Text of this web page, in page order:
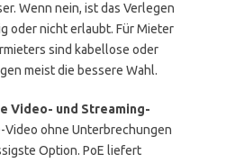
Wenn nein, ist das Verlegen
oder nicht erlaubt. Für Mieter
sind kabellose oder
meist die bessere Wahl.
Video- und Streaming-
Video ohne Unterbrechungen
Option. PoE liefert